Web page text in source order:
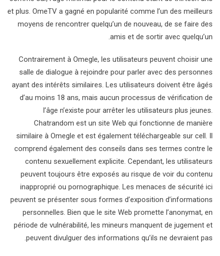
et plus. OmeTV a gagné en popularité comme l’un des meilleurs
moyens de rencontrer quelqu’un de nouveau, de se faire des
amis et de sortir avec quelqu’un.
Contrairement à Omegle, les utilisateurs peuvent choisir une
salle de dialogue à rejoindre pour parler avec des personnes
ayant des intérêts similaires. Les utilisateurs doivent être âgés
d’au moins 18 ans, mais aucun processus de vérification de
l’âge n’existe pour arrêter les utilisateurs plus jeunes.
Chatrandom est un site Web qui fonctionne de manière
similaire à Omegle et est également téléchargeable sur cell. Il
comprend également des conseils dans ses termes contre le
contenu sexuellement explicite. Cependant, les utilisateurs
peuvent toujours être exposés au risque de voir du contenu
inapproprié ou pornographique. Les menaces de sécurité ici
peuvent se présenter sous formes d’exposition d’informations
personnelles. Bien que le site Web promette l’anonymat, en
période de vulnérabilité, les mineurs manquent de jugement et
peuvent divulguer des informations qu’ils ne devraient pas.